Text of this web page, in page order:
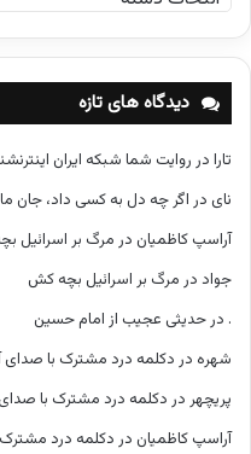
س
ت
ه‌
ه
دیدگاه های تازه
تارا در روایت شما شبکه ایران
نای در اگر چه دل به کسی داد، جان
آراسپ کاظمیان در مرگ بر اسرائیل
جواد در مرگ بر اسرائیل بچه کش
. درحدیثی عجیب از امام حسین
شهره در دکلمه درد مشترک با صدای
پریچهر در دکلمه درد مشترک با
آراسپ کاظمیان در دکلمه درد